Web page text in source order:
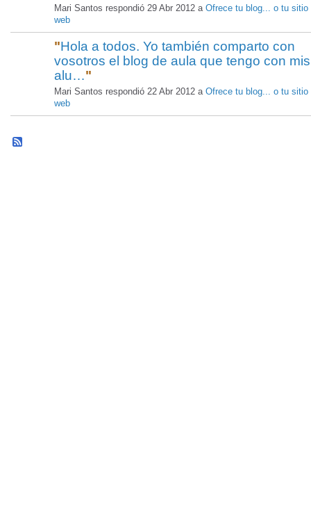
Mari Santos respondió 29 Abr 2012 a Ofrece tu blog... o tu sitio
web
"Hola a todos. Yo también comparto con
vosotros el blog de aula que tengo con mis
alu…"
Mari Santos respondió 22 Abr 2012 a Ofrece tu blog... o tu sitio
web